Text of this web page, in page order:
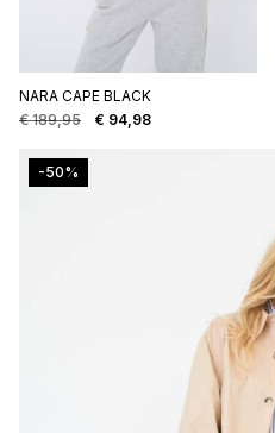
NARA CAPE BLACK
€189,95
Oorspronkelijke
was:
€ 189,95.
€ 94,98
Huidige
€ 94,98.
-50%